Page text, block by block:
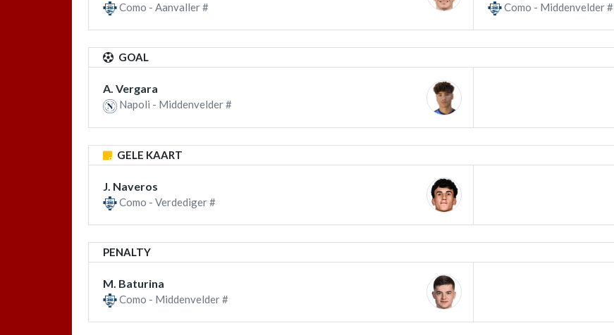
Como - Aanvaller # Como - Middenvelder #
GOAL
A. Vergara
Napoli - Middenvelder #
GELE KAART
J. Naveros
Como - Verdediger #
PENALTY
M. Baturina
Como - Middenvelder #